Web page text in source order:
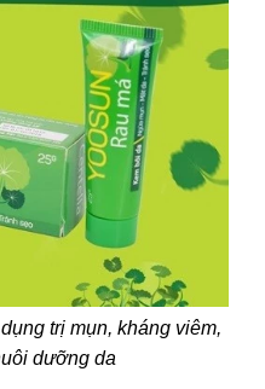
trị mụn, kháng viêm,
dưỡng da